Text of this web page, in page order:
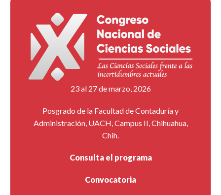
23 al 27 de marzo, 2026
Posgrado de la Facultad de Contaduría y
Administración, UACH, Campus II, Chihuahua,
Chih.
Consulta el programa
Convocatoria